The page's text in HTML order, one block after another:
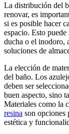
La distribución del
renovar, es
si es posible hacer
espacio. Esto
ducha o el inodoro,
soluciones de
La elección de
del baño. Los
deben ser
buen aspecto, sino
Materiales como la
resina son opciones
estética y